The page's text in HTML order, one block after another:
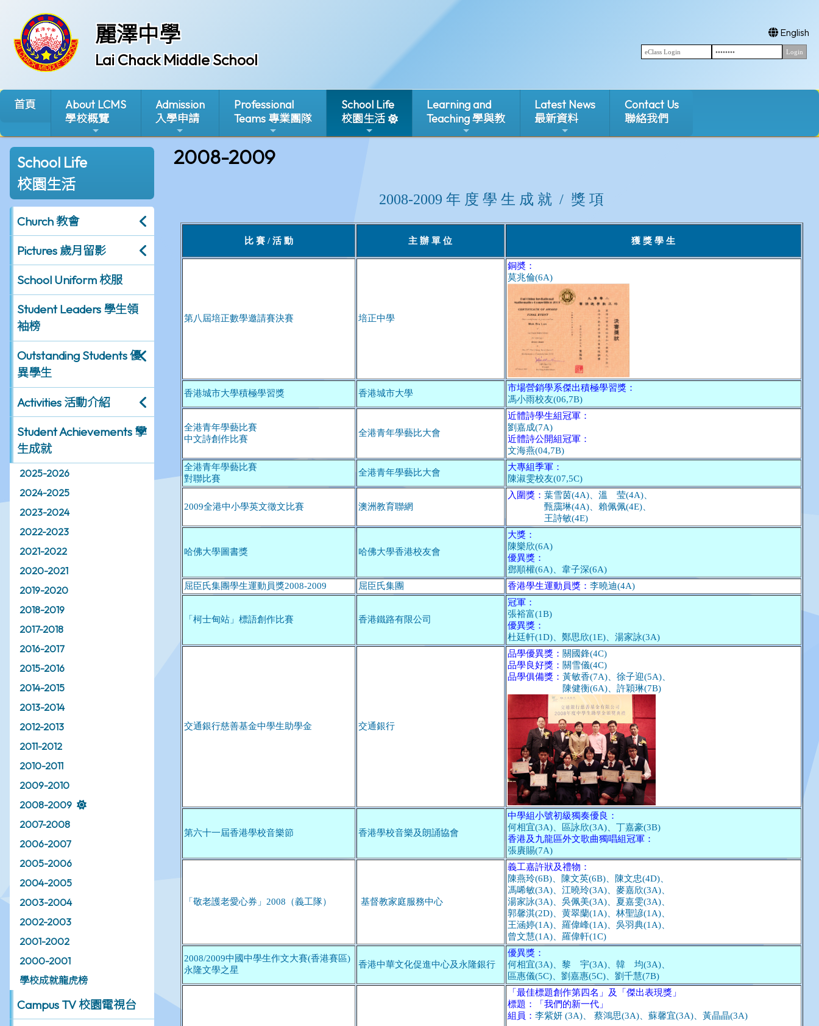
麗澤中學
Lai Chack Middle School
English
首頁
About LCMS
學校概覽
Admission
入學申請
Professional
Teams 專業團隊
School Life
校園生活
Learning and
Teaching 學與教
Latest News
最新資料
Contact Us
聯絡我們
School Life
校園生活
Church 教會
Pictures 歲月留影
School Uniform 校服
Student Leaders 學生領
袖榜
Outstanding Students 優
異學生
Activities 活動介紹
Student Achievements 學
生成就
2025-2026
2024-2025
2023-2024
2022-2023
2021-2022
2020-2021
2019-2020
2018-2019
2017-2018
2016-2017
2015-2016
2014-2015
2013-2014
2012-2013
2011-2012
2010-2011
2009-2010
2008-2009
2007-2008
2006-2007
2005-2006
2004-2005
2003-2004
2002-2003
2001-2002
2000-2001
學校成就龍虎榜
Campus TV 校園電視台
2008-2009